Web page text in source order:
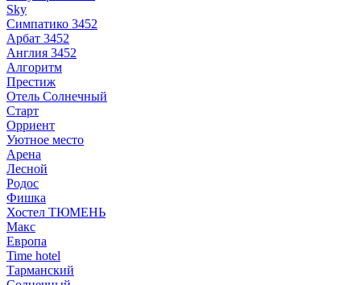
Sky
Симпатико 3452
Арбат 3452
Англия 3452
Алгоритм
Престиж
Отель Солнечный
Старт
Орриент
Уютное место
Арена
Лесной
Родос
Фишка
Хостел ТЮМЕНЬ
Макс
Европа
Time hotel
Тарманский